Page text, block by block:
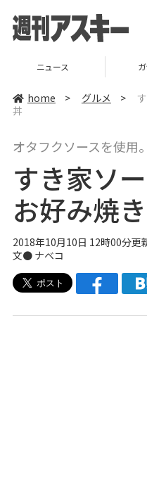
ニュース
home > グルメ >
丼
オタフクソースを使用
すき家ソ
お好み焼
2018年10月10日 12時00分更
文● ナベコ